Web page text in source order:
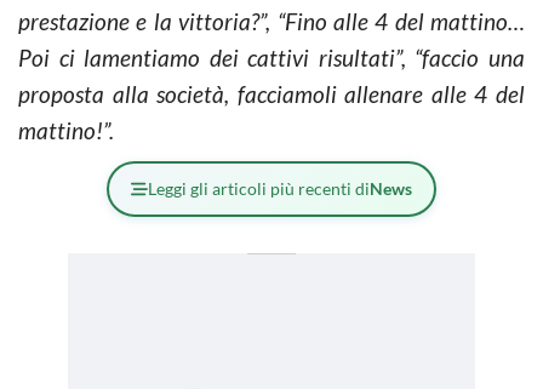
prestazione e la vittoria?”, “Fino alle 4 del mattino…
Poi ci lamentiamo dei cattivi risultati”, “faccio una
proposta alla società, facciamoli allenare alle 4 del
mattino!”.
Leggi gli articoli più recenti diNews